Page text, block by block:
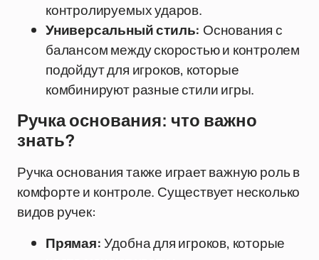
контролируемых ударов.
Универсальный стиль: Основания с
балансом между скоростью и контролем
подойдут для игроков, которые
комбинируют разные стили игры.
Ручка основания: что важно
знать?
Ручка основания также играет важную роль в
комфорте и контроле. Существует несколько
видов ручек:
Прямая:Удобна для игроков, которые